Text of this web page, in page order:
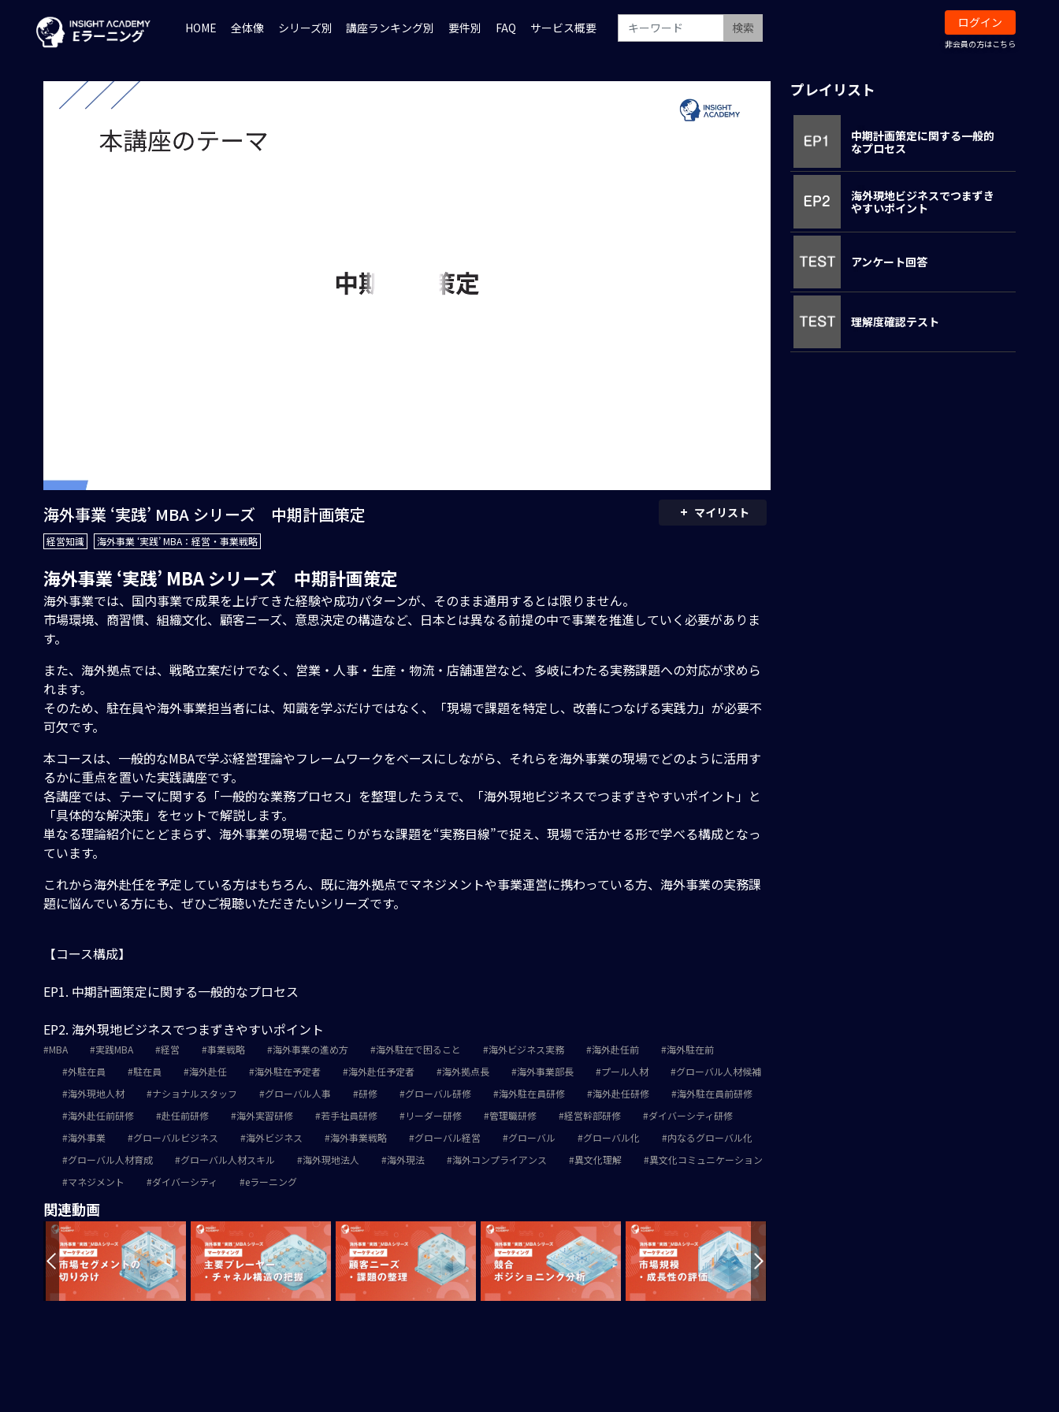
HOME 全体像 シリーズ別 講座ランキング別 要件別 FAQ サービス概要 検索 ログイン
非会員の方はこちら
+ マイリスト
海外事業 ‘実践’ MBA シリーズ 中期計画策定
経営知識 海外事業 ‘実践’ MBA：経営・事業戦略
海外事業 ‘実践’ MBA シリーズ 中期計画策定
海外事業では、国内事業で成果を上げてきた経験や成功パターンが、そのまま通用するとは限りません。
市場環境、商習慣、組織文化、顧客ニーズ、意思決定の構造など、日本とは異なる前提の中で事業を推進していく必要がありま
す。
また、海外拠点では、戦略立案だけでなく、営業・人事・生産・物流・店舗運営など、多岐にわたる実務課題への対応が求めら
れます。
そのため、駐在員や海外事業担当者には、知識を学ぶだけではなく、「現場で課題を特定し、改善につなげる実践力」が必要不
可欠です。
本コースは、一般的なMBAで学ぶ経営理論やフレームワークをベースにしながら、それらを海外事業の現場でどのように活用す
るかに重点を置いた実践講座です。
各講座では、テーマに関する「一般的な業務プロセス」を整理したうえで、「海外現地ビジネスでつまずきやすいポイント」と
「具体的な解決策」をセットで解説します。
単なる理論紹介にとどまらず、海外事業の現場で起こりがちな課題を“実務目線”で捉え、現場で活かせる形で学べる構成となっ
ています。
これから海外赴任を予定している方はもちろん、既に海外拠点でマネジメントや事業運営に携わっている方、海外事業の実務課
題に悩んでいる方にも、ぜひご視聴いただきたいシリーズです。
【コース構成】
EP1. 中期計画策定に関する一般的なプロセス
EP2. 海外現地ビジネスでつまずきやすいポイント
MBA 実践MBA 経営 事業戦略 海外事業の進め方 海外駐在で困ること 海外ビジネス実務 海外赴任前
海外駐在前
外駐在員
駐在員 海外赴任 海外駐在予定者 海外赴任予定者 海外拠点長 海外事業部長 プール人材
グローバル人材候補
海外現地人材
ナショナルスタッフ グローバル人事 研修 グローバル研修 海外駐在員研修 海外赴任研修
海外駐在員前研修
海外赴任前研修
赴任前研修 海外実習研修 若手社員研修 リーダー研修 管理職研修 経営幹部研修
ダイバーシティ研修
海外事業
グローバルビジネス 海外ビジネス 海外事業戦略 グローバル経営 グローバル グローバル化
内なるグローバル化
グローバル人材育成
グローバル人材スキル 海外現地法人 海外現法 海外コンプライアンス 異文化理解
異文化コミュニケーション
マネジメント
ダイバーシティ eラーニング
関連動画
プレイリスト
中期計画策定に関する一般的
なプロセス
海外現地ビジネスでつまずき
やすいポイント
アンケート回答
理解度確認テスト